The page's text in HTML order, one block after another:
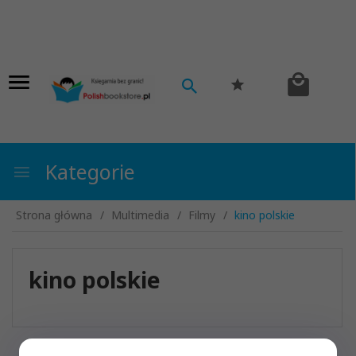
Kategorie
Strona główna Multimedia Filmy kino polskie
kino polskie